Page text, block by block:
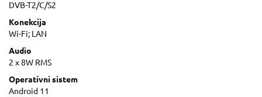
DVB-T2/C/S2
Konekcija
Wi-Fi; LAN
Audio
2 x 8W RMS
Operativni sistem
Android 11